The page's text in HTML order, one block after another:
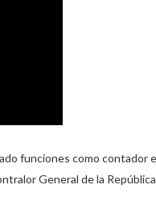
funciones como contador
General de la